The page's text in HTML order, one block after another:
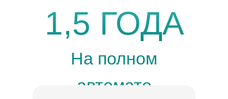
1,5 ГОДА
На полном
автомате